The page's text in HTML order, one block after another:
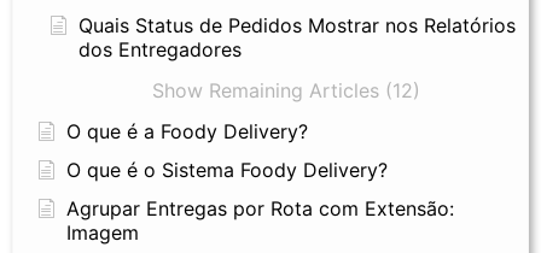
Quais Status de Pedidos Mostrar nos Relatórios
dos Entregadores
Show Remaining Articles (12)
O que é a Foody Delivery?
O que é o Sistema Foody Delivery?
Agrupar Entregas por Rota com Extensão:
Imagem